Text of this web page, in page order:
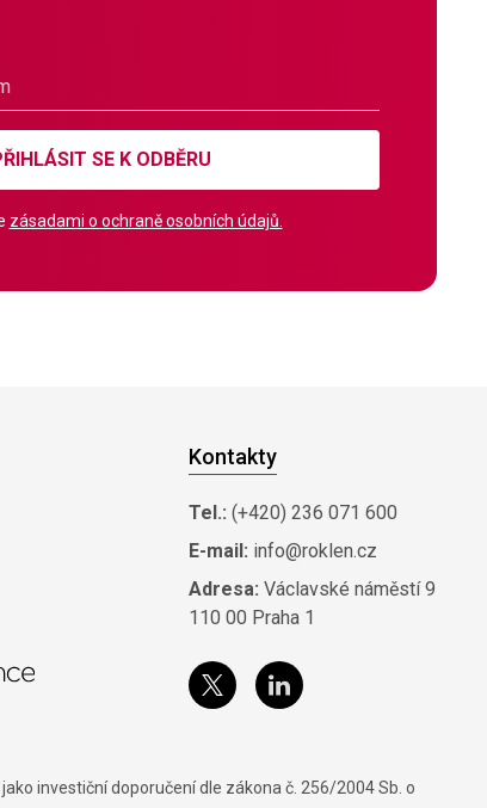
SE K ODBĚRU
zásadami o ochraně osobních údajů.
Kontakty
Tel.: (+420) 236 071 600
E-mail: info@roklen.cz
Adresa: Václavské náměstí 9
110 00 Praha 1
investiční doporučení dle zákona č. 256/2004 Sb. o